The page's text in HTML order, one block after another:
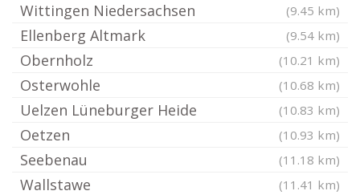
Wittingen Niedersachsen (9.45 km)
Ellenberg Altmark (9.54 km)
Obernholz (10.21 km)
Osterwohle (10.68 km)
Uelzen Lüneburger Heide (10.83 km)
Oetzen (10.93 km)
Seebenau (11.18 km)
Wallstawe (11.41 km)